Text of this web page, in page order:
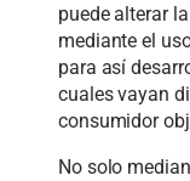
puede alterar
mediante el
para así
cuales vayan
consumidor
No solo